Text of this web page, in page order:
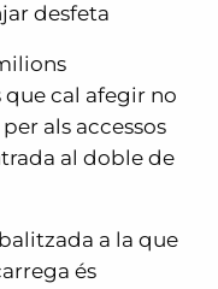
desfeta
que cal afegir no
als accessos
al doble de
a la que
és